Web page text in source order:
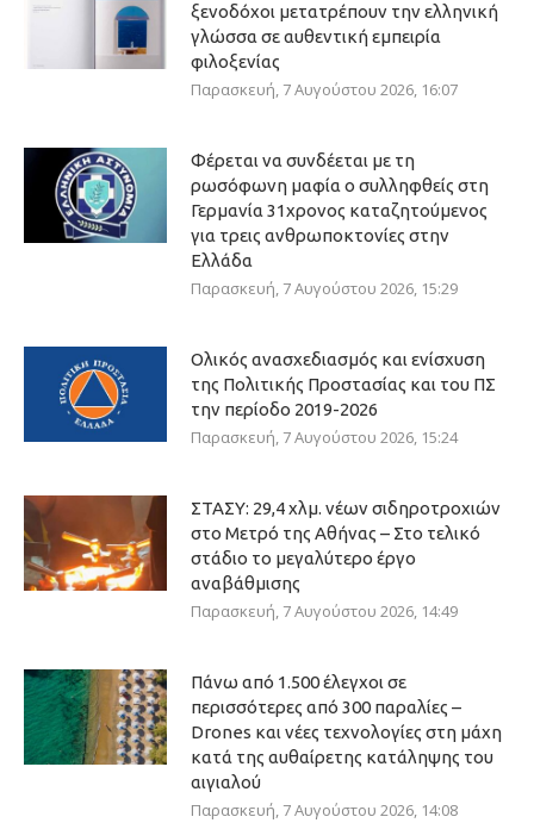
ξενοδόχοι μετατρέπουν την ελληνική
γλώσσα σε αυθεντική εμπειρία
φιλοξενίας
Παρασκευή, 7 Αυγούστου 2026, 16:07
Φέρεται να συνδέεται με τη
ρωσόφωνη μαφία ο συλληφθείς στη
Γερμανία 31χρονος καταζητούμενος
για τρεις ανθρωποκτονίες στην
Ελλάδα
Παρασκευή, 7 Αυγούστου 2026, 15:29
Ολικός ανασχεδιασμός και ενίσχυση
της Πολιτικής Προστασίας και του ΠΣ
την περίοδο 2019-2026
Παρασκευή, 7 Αυγούστου 2026, 15:24
ΣΤΑΣΥ: 29,4 χλμ. νέων σιδηροτροχιών
στο Μετρό της Αθήνας – Στο τελικό
στάδιο το μεγαλύτερο έργο
αναβάθμισης
Παρασκευή, 7 Αυγούστου 2026, 14:49
Πάνω από 1.500 έλεγχοι σε
περισσότερες από 300 παραλίες –
Drones και νέες τεχνολογίες στη μάχη
κατά της αυθαίρετης κατάληψης του
αιγιαλού
Παρασκευή, 7 Αυγούστου 2026, 14:08